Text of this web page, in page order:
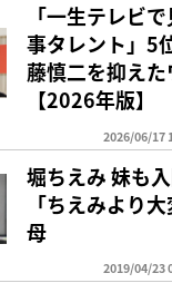
「一生テレビ
事タレント」5
藤慎二を抑え
【2026年版】
2026/06/17
堀ちえみ 妹も
「ちえみより
母
2019/04/23